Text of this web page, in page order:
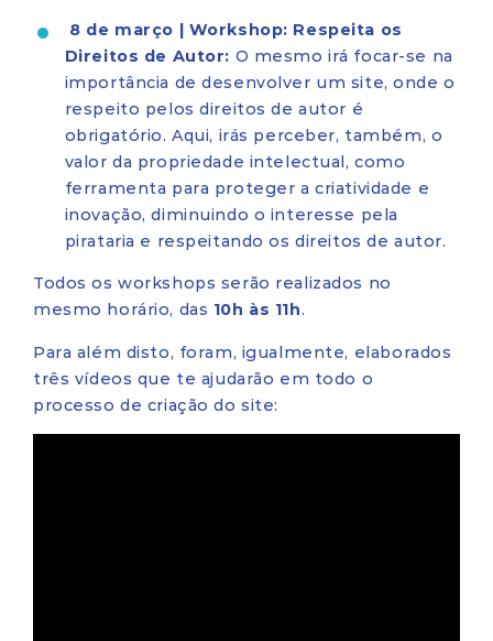
8 de março | Workshop: Respeita os
Direitos de Autor: O mesmo irá focar-se na
importância de desenvolver um site, onde o
respeito pelos direitos de autor é
obrigatório. Aqui, irás perceber, também, o
valor da propriedade intelectual, como
ferramenta para proteger a criatividade e
inovação, diminuindo o interesse pela
pirataria e respeitando os direitos de autor.
Todos os workshops serão realizados no
mesmo horário, das 10h às 11h.
Para além disto, foram, igualmente, elaborados
três vídeos que te ajudarão em todo o
processo de criação do site: